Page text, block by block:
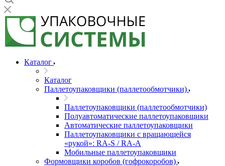
Каталог
Каталог
Паллетоупаковщики (паллетообмотчики)
Паллетоупаковщики (паллетообмотчики)
Полуавтоматические паллетоупаковщики
Автоматические паллетоупаковщики
Паллетоупаковщики с вращающейся
«рукой»: RA-S / RA-A
Мобильные паллетоупаковщики
Формовщики коробов (гофрокоробов)